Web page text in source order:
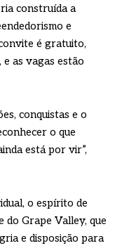
construída a
e
é gratuito,
e as vagas estão
conquistas e o
o que
está por vir”,
o espírito de
do Grape Valley, que
e disposição para